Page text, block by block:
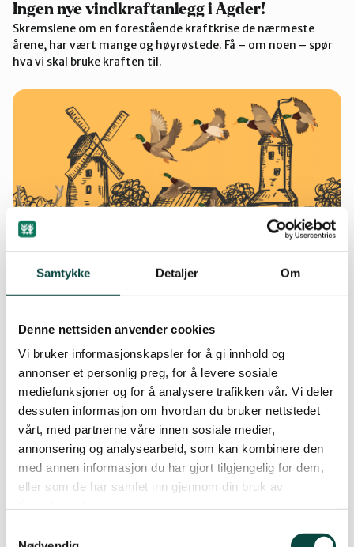
Samtykke Detaljer Om
Denne nettsiden anvender cookies
Vi bruker informasjonskapsler for å gi innhold og
annonser et personlig preg, for å levere sosiale
mediefunksjoner og for å analysere trafikken vår. Vi deler
dessuten informasjon om hvordan du bruker nettstedet
vårt, med partnerne våre innen sosiale medier,
annonsering og analysearbeid, som kan kombinere den
med annen informasjon du har gjort tilgjengelig for dem,
eller som de har samlet inn gjennom din bruk av
Ingen nye vindkraftanlegg i Agder!
Skremslene om en forestående kraftkrise de nærmeste
årene, har vært mange og høyrøstede. Få – om noen – spør
hva vi skal bruke kraften til.
Skånsom vindkraft er ikke mulig